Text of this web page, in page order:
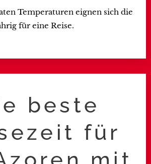
Temperaturen eignen sich die
für eine Reise.
beste
für